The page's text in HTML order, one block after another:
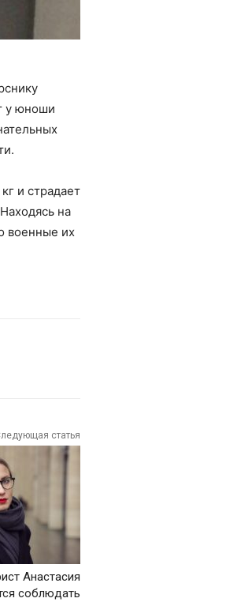
у юноши
и страдает
на
военные их
статья
Анастасия
соблюдать